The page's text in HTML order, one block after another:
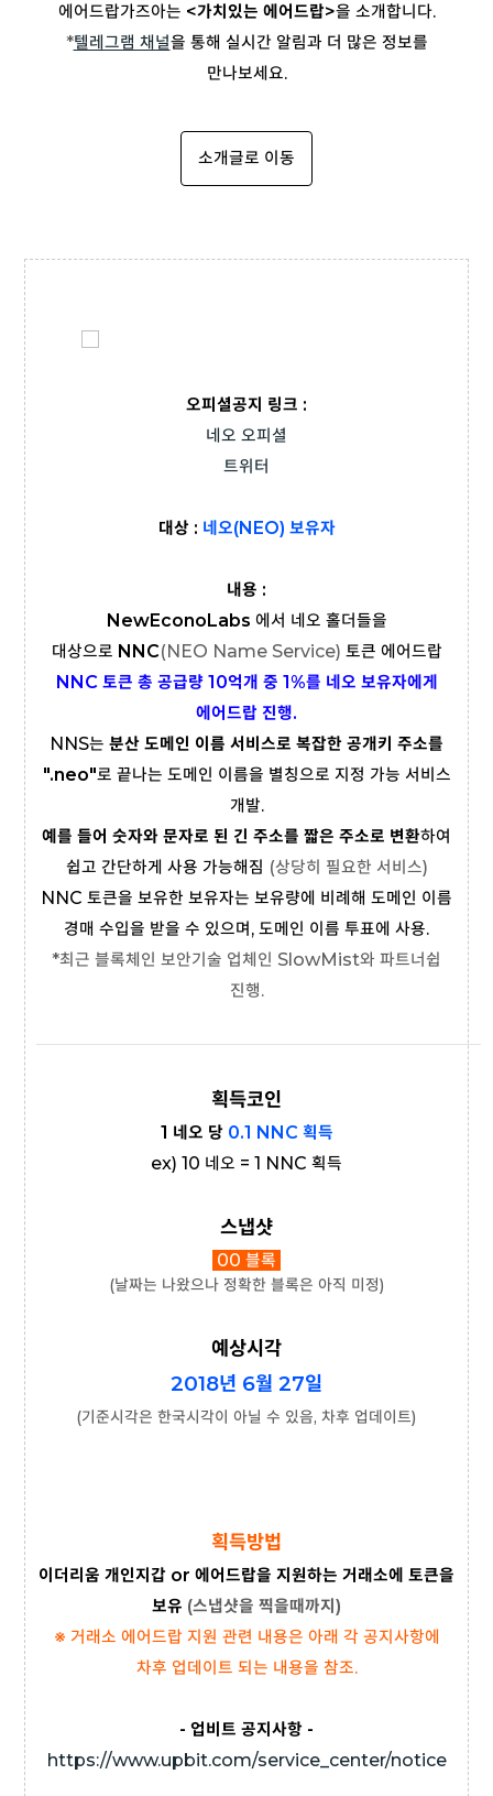
에어드랍가즈아는 <가치있는 에어드랍>을 소개합니다.
*텔레그램 채널을 통해 실시간 알림과 더 많은 정보를
만나보세요.
소개글로 이동
오피셜공지 링크 :
네오 오피셜
트위터
대상 : 네오(NEO) 보유자
내용 :
NewEconoLabs 에서 네오 홀더들을
대상으로 NNC(NEO Name Service) 토큰 에어드랍
NNC 토큰 총 공급량 10억개 중 1%를 네오 보유자에게
에어드랍 진행.
NNS는 분산 도메인 이름 서비스로 복잡한 공개키 주소를
".neo"로 끝나는 도메인 이름을 별칭으로 지정 가능 서비스
개발.
예를 들어 숫자와 문자로 된 긴 주소를 짧은 주소로 변환하여
쉽고 간단하게 사용 가능해짐 (상당히 필요한 서비스)
NNC 토큰을 보유한 보유자는 보유량에 비례해 도메인 이름
경매 수입을 받을 수 있으며, 도메인 이름 투표에 사용.
*최근 블록체인 보안기술 업체인 SlowMist와 파트너쉽
진행.
획득코인
1 네오 당 0.1 NNC 획득
ex) 10 네오 = 1 NNC 획득
스냅샷
00 블록
(날짜는 나왔으나 정확한 블록은 아직 미정)
예상시각
2018년 6월 27일
(기준시각은 한국시각이 아닐 수 있음, 차후 업데이트)
획득방법
이더리움 개인지갑 or 에어드랍을 지원하는 거래소에 토큰을
보유 (스냅샷을 찍을때까지)
※ 거래소 에어드랍 지원 관련 내용은 아래 각 공지사항에
차후 업데이트 되는 내용을 참조.
- 업비트 공지사항 -
https://www.upbit.com/service_center/notice